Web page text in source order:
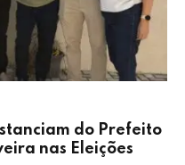
do Prefeito
nas Eleições